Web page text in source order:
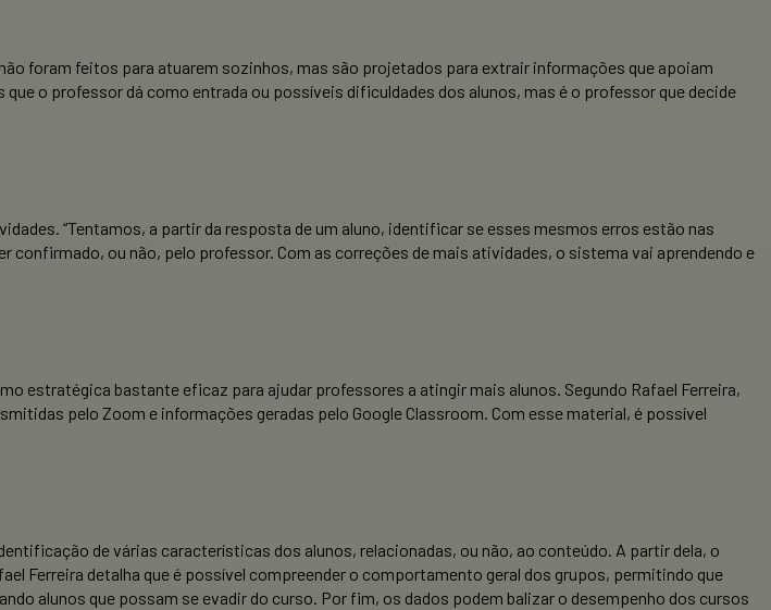
foram feitos para atuarem sozinhos, mas são projetados para extrair informações que apoiam
o professor dá como entrada ou possíveis dificuldades dos alunos, mas é o professor que decide
“Tentamos, a partir da resposta de um aluno, identificar se esses mesmos erros estão nas
ou não, pelo professor. Com as correções de mais atividades, o sistema vai aprendendo e
estratégica bastante eficaz para ajudar professores a atingir mais alunos. Segundo Rafael Ferreira,
pelo Zoom e informações geradas pelo Google Classroom. Com esse material, é possível
de várias características dos alunos, relacionadas, ou não, ao conteúdo. A partir dela, o
Ferreira detalha que é possível compreender o comportamento geral dos grupos, permitindo que
alunos que possam se evadir do curso. Por fim, os dados podem balizar o desempenho dos cursos